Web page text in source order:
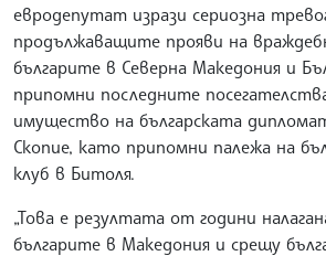
евродепутат изрази сериозна
продължаващите прояви на
българите в Северна Македония и
припомни последните
имущество на българската
Скопие, като припомни палежа на
клуб в Битоля.
„Това е резултата от години
българите в Македония и срещу